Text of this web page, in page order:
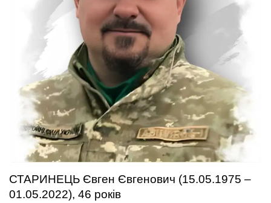
СТАРИНЕЦЬ Євген Євгенович (15.05.1975 –
01.05.2022), 46 років